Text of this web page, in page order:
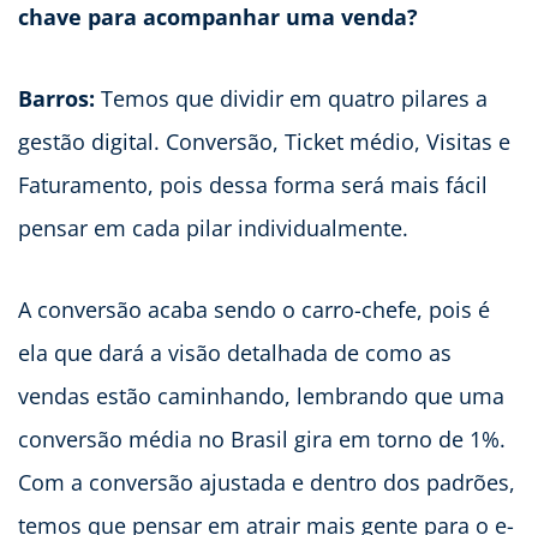
chave para acompanhar uma venda?
Barros: Temos que dividir em quatro pilares a
gestão digital. Conversão, Ticket médio, Visitas e
Faturamento, pois dessa forma será mais fácil
pensar em cada pilar individualmente.
A conversão acaba sendo o carro-chefe, pois é
ela que dará a visão detalhada de como as
vendas estão caminhando, lembrando que uma
conversão média no Brasil gira em torno de 1%.
Com a conversão ajustada e dentro dos padrões,
temos que pensar em atrair mais gente para o e-